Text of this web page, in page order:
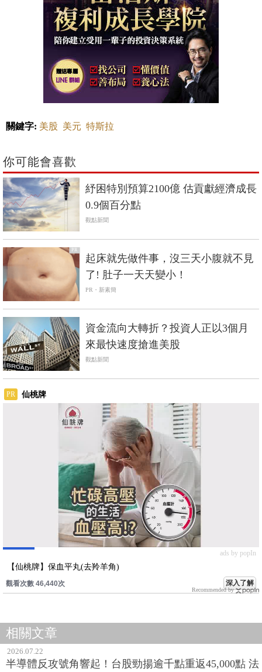
關鍵字: 美股 美元 特斯拉
你可能會喜歡
紓困特別預算2100億 估貢獻經濟成長
0.9個百分點
觀點新聞
PR
起床就先做件事，沒三天小腹就不見
了! 肚子一天天變小！
PR・新素簡
資金流向大轉折？投資人正以3個月
來最快速度搶進美股
觀點新聞
PR 仙桃牌
ads by popIn
【仙桃牌】保血平丸(去羚羊角)
觀看次數 46,440次 深入了解
Recommended by
相關文章
2026.07.22
半導體反攻號角響起！台股勁揚逾千點重返45,000點 法